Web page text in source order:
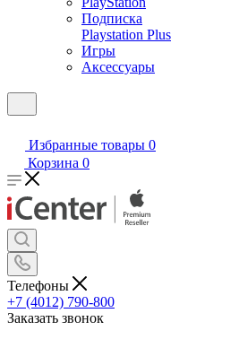
Подписка
Playstation Plus
Игры
Аксессуары
Избранные товары 0
Корзина 0
Телефоны
+7 (4012) 790-800
Заказать звонок